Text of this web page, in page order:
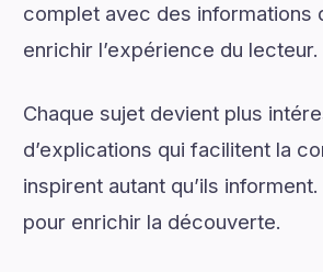
complet avec des informations
enrichir l’expérience du lecteur.
Chaque sujet devient plus
d’explications qui facilitent la
inspirent autant qu’ils
pour enrichir la découverte.